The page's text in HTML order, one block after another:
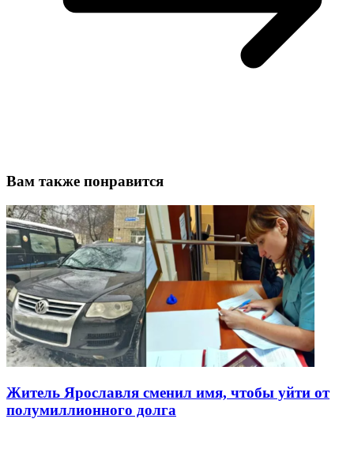
Вам также понравится
Житель Ярославля сменил имя, чтобы уйти от
полумиллионного долга